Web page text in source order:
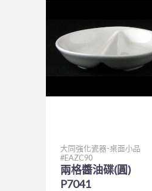
大同強化瓷器-桌面小品
EAZC90
兩格醬油碟(圓)
P7041